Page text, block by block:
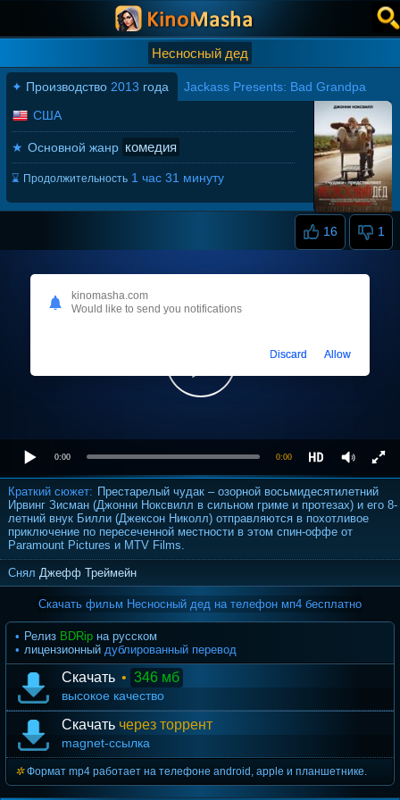
Несносный дед
✦ Производство 2013 года Jackass Presents: Bad Grandpa
16 1
США
★ Основной жанр комедия
⌛ Продолжительность 1 час 31 минуту
0:00 0:00
Краткий сюжет: Престарелый чудак – озорной восьмидесятилетний
Ирвинг Зисман (Джонни Ноксвилл в сильном гриме и протезах) и его 8-
летний внук Билли (Джексон Николл) отправляются в похотливое
приключение по пересеченной местности в этом спин-оффе от
Paramount Pictures и MTV Films.
Снял Джефф Треймейн
Скачать фильм Несносный дед на телефон мп4 бесплатно
Релиз BDRip на русском
лицензионный дублированный перевод
Скачать • 346 мб
высокое качество
Скачать через торрент
magnet-ссылка
Формат mp4 работает на телефоне android, apple и планшетнике.
kinomasha.com
Would like to send you notifications
Discard Allow